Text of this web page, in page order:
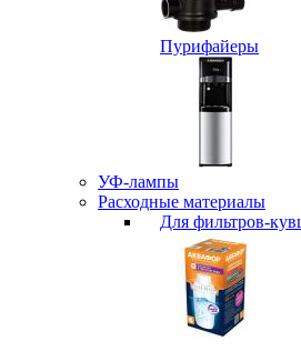
Пурифайеры
УФ-лампы
Расходные материалы
Для фильтров-